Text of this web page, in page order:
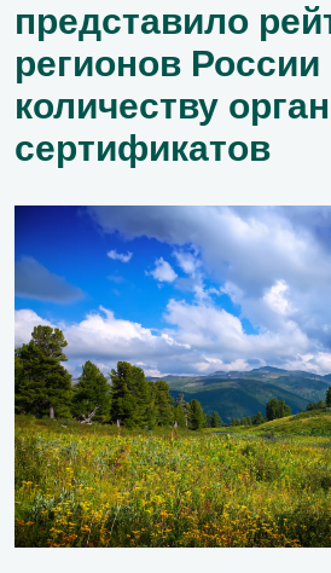
представило
регионов России
количеству
сертификатов